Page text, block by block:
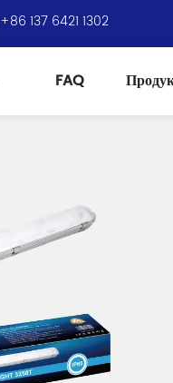
+86 137 6421 1302
FAQ